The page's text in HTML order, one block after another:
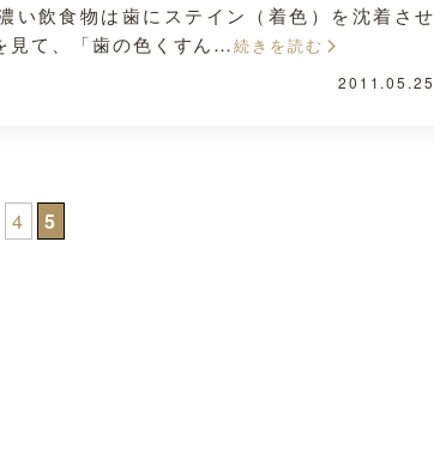
い飲食物は歯にステイン（着色）を沈着させ
見て、「歯の色くすん…続きを読む
2011.05.25
4 5